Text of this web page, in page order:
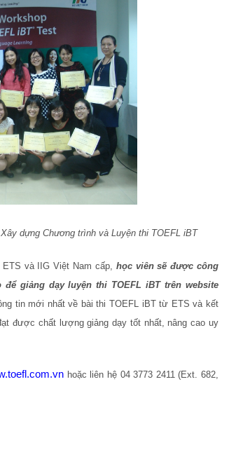
dựng Chương trình và Luyện thi TOEFL iBT
và IIG Việt Nam cấp, học viên sẽ được công
giảng dạy luyện thi TOEFL iBT trên website
tin mới nhất về bài thi TOEFL iBT từ ETS và kết
được chất lượng giảng dạy tốt nhất, nâng cao uy
hoặc liên hệ 04 3773 2411 (Ext. 682,